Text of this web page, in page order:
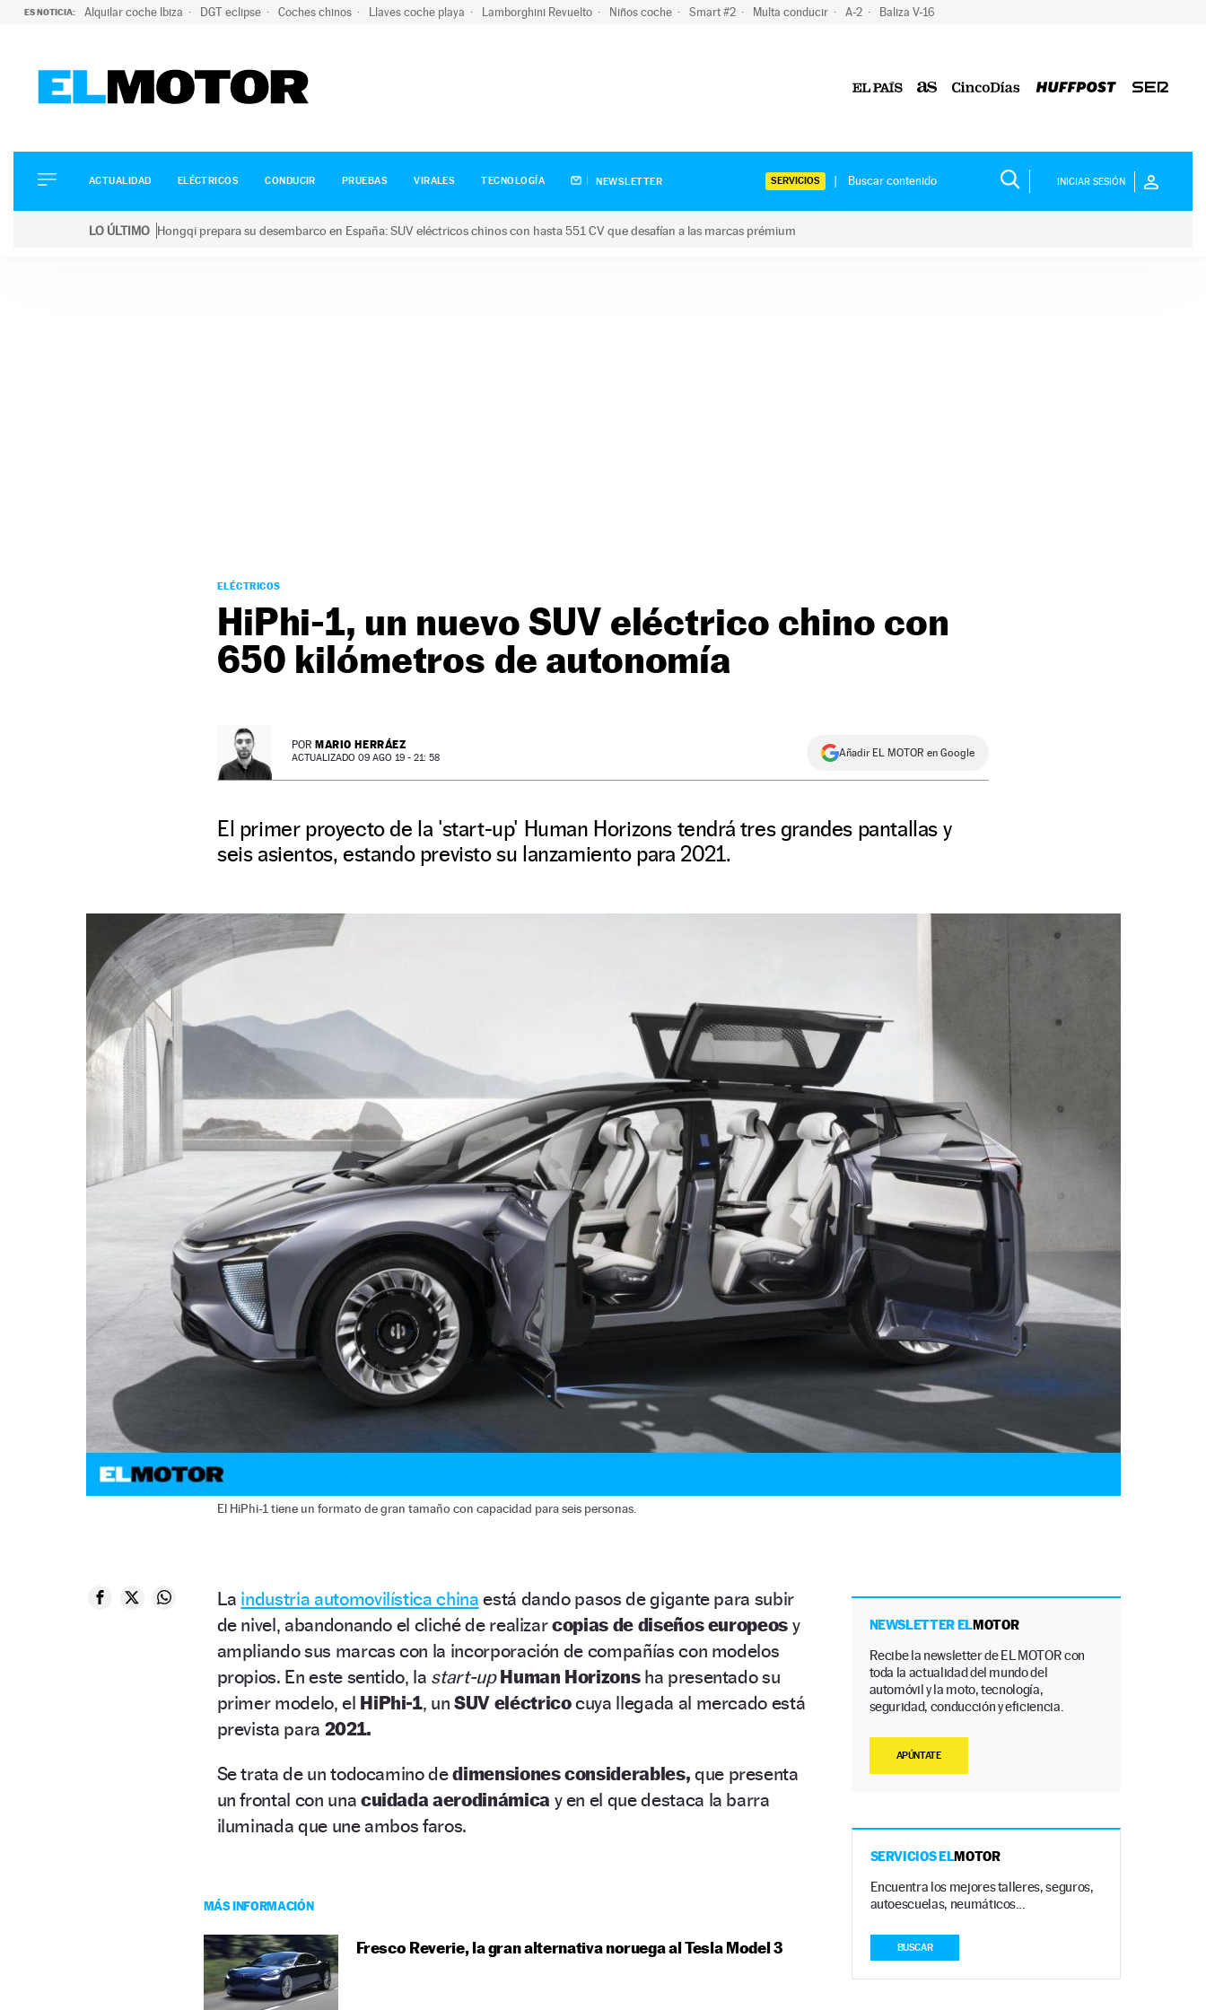
ES NOTICIA: Alquilar coche Ibiza DGT eclipse Coches chinos Llaves coche playa Lamborghini Revuelto Niños coche Smart #2 Multa conducir A-2 Baliza V-16
ELÉCTRICOS
CONDUCIR
ACTUALIDAD ELÉCTRICOS CONDUCIR PRUEBAS VIRALES TECNOLOGÍA NEWSLETTER SERVICIOS INICIAR SESIÓN
LO ÚLTIMO Hongqi prepara su desembarco en España: SUV eléctricos chinos con hasta 551 CV que desafían a las marcas prémium
ELÉCTRICOS
HiPhi-1, un nuevo SUV eléctrico chino con
650 kilómetros de autonomía
POR MARIO HERRÁEZ
ACTUALIZADO 09 AGO 19 - 21: 58 Añadir EL MOTOR en Google
El primer proyecto de la 'start-up' Human Horizons tendrá tres grandes pantallas y
seis asientos, estando previsto su lanzamiento para 2021.
El HiPhi-1 tiene un formato de gran tamaño con capacidad para seis personas.
La industria automovilística china está dando pasos de gigante para subir
de nivel, abandonando el cliché de realizarcopias de diseños europeos y
ampliando sus marcas con la incorporación de compañías con modelos
propios. En este sentido, la start-upHuman Horizonsha presentado su
primer modelo, el HiPhi-1, unSUV eléctricocuya llegada al mercado está
prevista para 2021.
Se trata de un todocamino dedimensiones considerables, que presenta
un frontal con una cuidada aerodinámica y en el que destaca la barra
iluminada que une ambos faros.
MÁS INFORMACIÓN
Fresco Reverie, la gran alternativa noruega al Tesla Model 3
NEWSLETTER ELMOTOR
Recibe la newsletter de EL MOTOR con
toda la actualidad del mundo del
automóvil y la moto, tecnología,
seguridad, conducción y eficiencia.
APÚNTATE
SERVICIOS ELMOTOR
Encuentra los mejores talleres, seguros,
autoescuelas, neumáticos…
BUSCAR